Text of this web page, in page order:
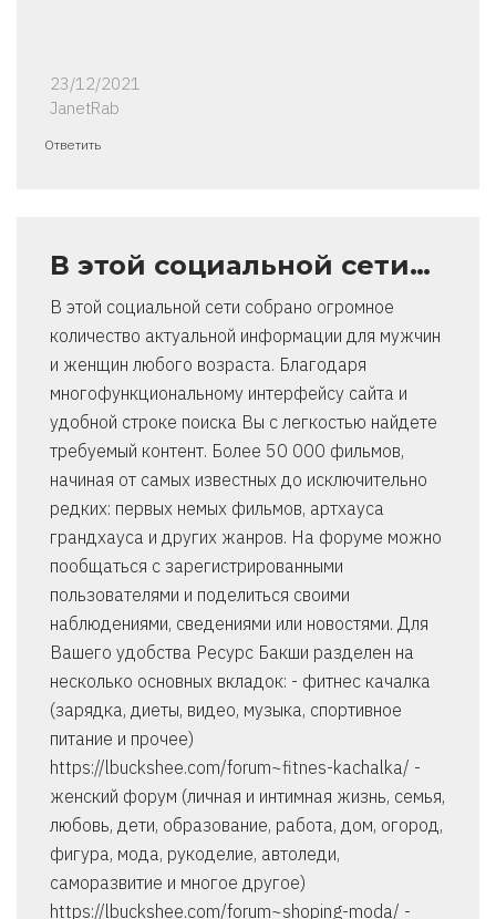
23/12/2021
JanetRab
Ответить
В этой социальной сети…
В этой социальной сети собрано огромное
количество актуальной информации для мужчин
и женщин любого возраста. Благодаря
многофункциональному интерфейсу сайта и
удобной строке поиска Вы с легкостью найдете
требуемый контент. Более 50 000 фильмов,
начиная от самых известных до исключительно
редких: первых немых фильмов, артхауса
грандхауса и других жанров. На форуме можно
пообщаться с зарегистрированными
пользователями и поделиться своими
наблюдениями, сведениями или новостями. Для
Вашего удобства Ресурс Бакши разделен на
несколько основных вкладок: - фитнес качалка
(зарядка, диеты, видео, музыка, спортивное
питание и прочее)
https://lbuckshee.com/forum~fitnes-kachalka/ -
женский форум (личная и интимная жизнь, семья,
любовь, дети, образование, работа, дом, огород,
фигура, мода, рукоделие, автоледи,
саморазвитие и многое другое)
https://lbuckshee.com/forum~shoping-moda/ -